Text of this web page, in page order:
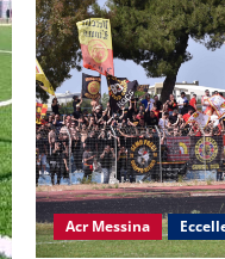
Acr Messina